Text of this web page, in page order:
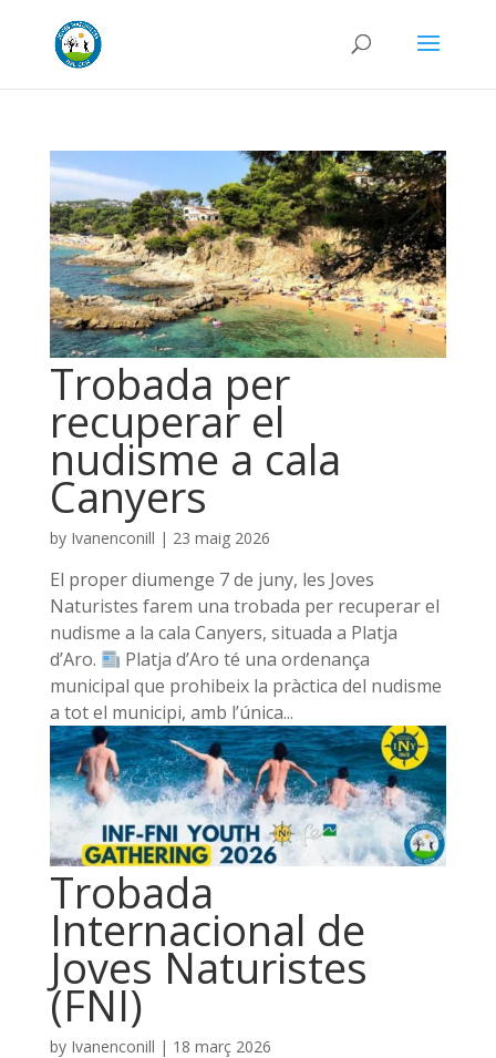
Trobada per
recuperar el
nudisme a cala
Canyers
by Ivanenconill | 23 maig 2026
El proper diumenge 7 de juny, les Joves
Naturistes farem una trobada per recuperar el
nudisme a la cala Canyers, situada a Platja
d’Aro.
Platja d’Aro té una ordenança
municipal que prohibeix la pràctica del nudisme
a tot el municipi, amb l’única...
Trobada
Internacional de
Joves Naturistes
(FNI)
by Ivanenconill | 18 març 2026